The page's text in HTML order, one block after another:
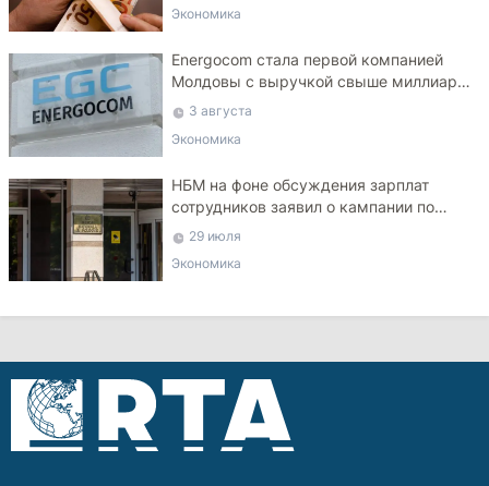
Экономика
Energocom стала первой компанией
Молдовы с выручкой свыше миллиарда
евро3 августа
Экономика
НБМ на фоне обсуждения зарплат
сотрудников заявил о кампании по
дискредитации учреждения
29 июля
Экономика